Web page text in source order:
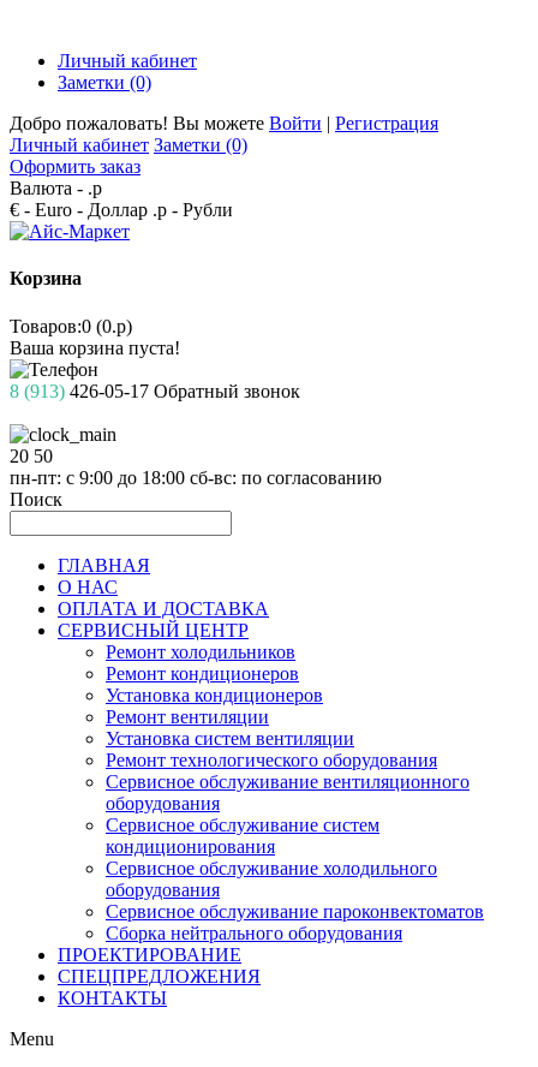
Личный кабинет
Заметки (0)
Добро пожаловать! Вы можете Войти | Регистрация
Личный кабинет Заметки (0)
Оформить заказ
Валюта - .р
€ - Euro - Доллар .р - Рубли
Корзина
Товаров:0 (0.р)
Ваша корзина пуста!
8 (913) 426-05-17 Обратный звонок
20 50
пн-пт: с 9:00 до 18:00 сб-вс: по согласованию
Поиск
ГЛАВНАЯ
О НАС
ОПЛАТА И ДОСТАВКА
СЕРВИСНЫЙ ЦЕНТР
Ремонт холодильников
Ремонт кондиционеров
Установка кондиционеров
Ремонт вентиляции
Установка систем вентиляции
Ремонт технологического оборудования
Cервисное обслуживание вентиляционного
оборудования
Cервисное обслуживание систем
кондиционирования
Cервисное обслуживание холодильного
оборудования
Сервисное обслуживание пароконвектоматов
Сборка нейтрального оборудования
ПРОЕКТИРОВАНИЕ
СПЕЦПРЕДЛОЖЕНИЯ
КОНТАКТЫ
Menu